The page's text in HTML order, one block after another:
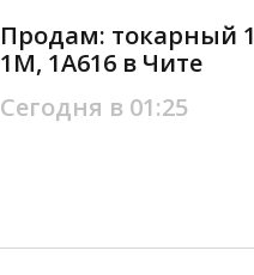
Продам: токарный
1М, 1А616 в Чите
Сегодня в 01:25